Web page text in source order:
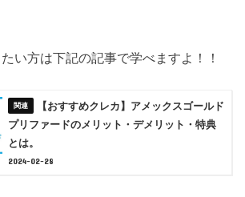
い方は下記の記事で学べますよ！！
【おすすめクレカ】アメックスゴールド
プリファードのメリット・デメリット・特典
とは。
2024-02-28